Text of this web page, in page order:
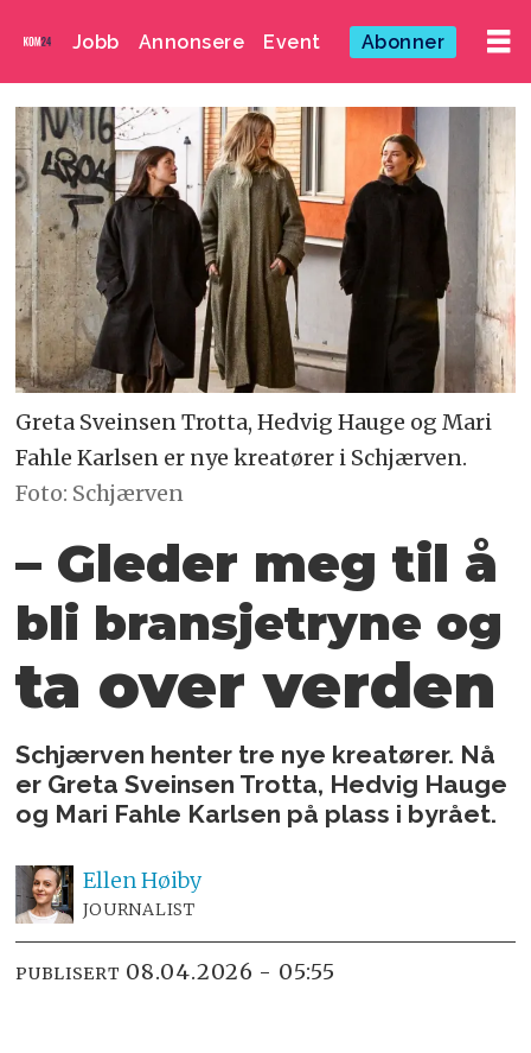
Jobb Annonsere Event Abonner
Greta Sveinsen Trotta, Hedvig Hauge og Mari
Fahle Karlsen er nye kreatører i Schjærven.
Foto: Schjærven
– Gleder meg til å
bli bransjetryne og
ta over verden
Schjærven henter tre nye kreatører. Nå
er Greta Sveinsen Trotta, Hedvig Hauge
og Mari Fahle Karlsen på plass i byrået.
EllenHøiby
JOURNALIST
PUBLISERT 08.04.2026 - 05:55